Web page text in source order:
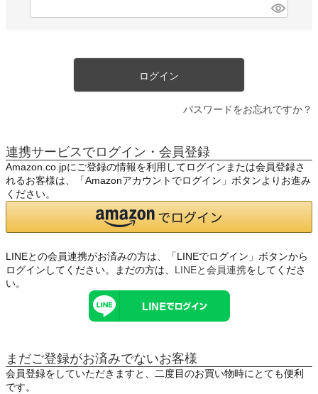
必
ログイン
パスワードをお忘れですか？
連携サービスでログイン・会員登録
Amazon.co.jpにご登録の情報を利用してログインまたは会員登録さ
れるお客様は、「Amazonアカウントでログイン」ボタンよりお進み
ください。
LINEとの会員連携がお済みの方は、「LINEでログイン」ボタンから
ログインしてください。まだの方は、 LINEと会員連携をしてくださ
い。
まだご登録がお済みでないお客様
会員登録をしていただきますと、二度目のお買い物時にとても便利
です。